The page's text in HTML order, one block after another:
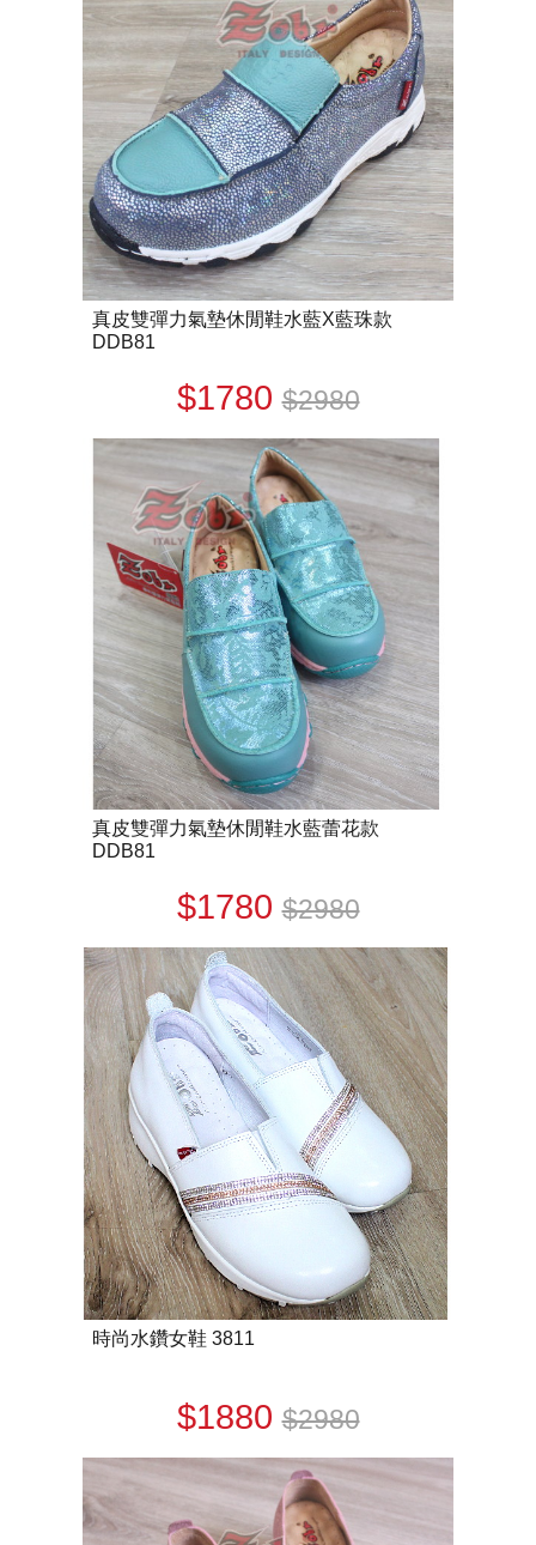
真皮雙彈力氣墊休閒鞋水藍X藍珠款
DDB81
$1780$2980
真皮雙彈力氣墊休閒鞋水藍蕾花款
DDB81
$1780$2980
時尚水鑽女鞋 3811
$1880$2980